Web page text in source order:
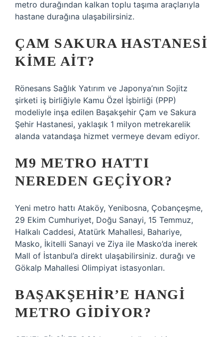
metro durağından kalkan toplu taşıma araçlarıyla
hastane durağına ulaşabilirsiniz.
ÇAM SAKURA HASTANESI
KIME AIT?
Rönesans Sağlık Yatırım ve Japonya’nın Sojitz
şirketi iş birliğiyle Kamu Özel İşbirliği (PPP)
modeliyle inşa edilen Başakşehir Çam ve Sakura
Şehir Hastanesi, yaklaşık 1 milyon metrekarelik
alanda vatandaşa hizmet vermeye devam ediyor.
M9 METRO HATTI
NEREDEN GEÇIYOR?
Yeni metro hattı Ataköy, Yenibosna, Çobançeşme,
29 Ekim Cumhuriyet, Doğu Sanayi, 15 Temmuz,
Halkalı Caddesi, Atatürk Mahallesi, Bahariye,
Masko, İkitelli Sanayi ve Ziya ile Masko’da inerek
Mall of İstanbul’a direkt ulaşabilirsiniz. durağı ve
Gökalp Mahallesi Olimpiyat istasyonları.
BAŞAKŞEHIR’E HANGI
METRO GIDIYOR?